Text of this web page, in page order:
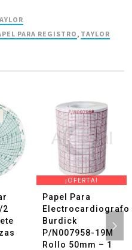
PARA REGISTRO, TAYLOR
2
¡OFERTA!
Papel Para
Electrocardiografo
Burdick
P/N007958-19M
Rollo 50mm – 1